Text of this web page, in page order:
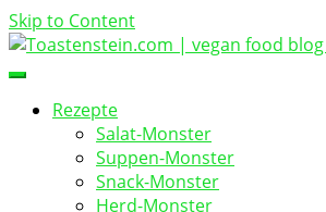
Skip to Content
Toastenstein.com
vegan food blog
Rezepte
Salat-Monster
Suppen-Monster
Snack-Monster
Herd-Monster